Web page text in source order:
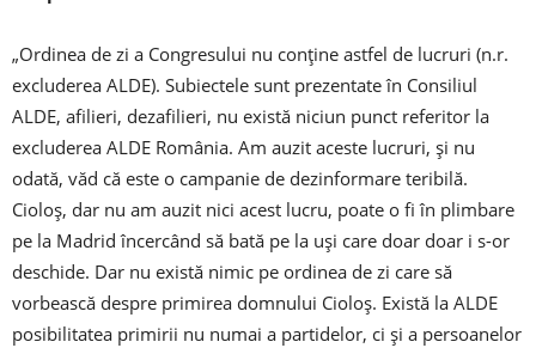
„Ordinea de zi a Congresului nu conţine astfel de lucruri (n.r.
excluderea ALDE). Subiectele sunt prezentate în Consiliul
ALDE, afilieri, dezafilieri, nu există niciun punct referitor la
excluderea ALDE România. Am auzit aceste lucruri, şi nu
odată, văd că este o campanie de dezinformare teribilă.
Cioloş, dar nu am auzit nici acest lucru, poate o fi în plimbare
pe la Madrid încercând să bată pe la uşi care doar doar i s-or
deschide. Dar nu există nimic pe ordinea de zi care să
vorbească despre primirea domnului Cioloş. Există la ALDE
posibilitatea primirii nu numai a partidelor, ci şi a persoanelor